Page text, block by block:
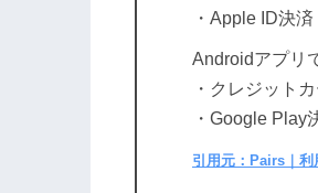
・Apple ID決済
Androidアプリ
・クレジット
・Google Play
引用元：Pairs｜利